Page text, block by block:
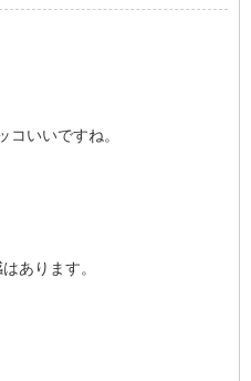
コいいですね。
あります。